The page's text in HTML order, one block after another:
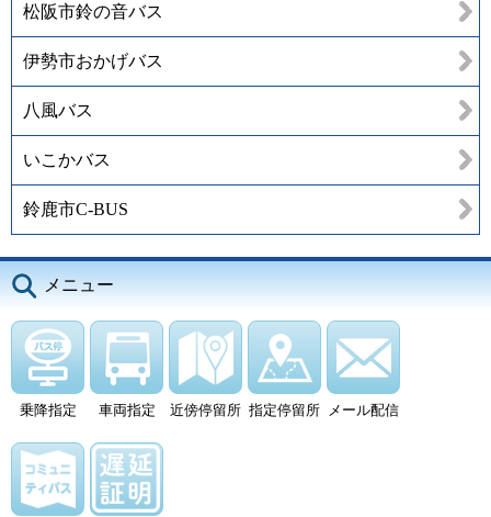
松阪市鈴の音バス
伊勢市おかげバス
八風バス
いこかバス
鈴鹿市C-BUS
メニュー
乗降指定 車両指定 近傍停留所 指定停留所 メール配信